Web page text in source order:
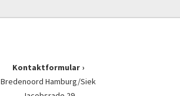
Kontaktformular
Bredenoord Hamburg/Siek